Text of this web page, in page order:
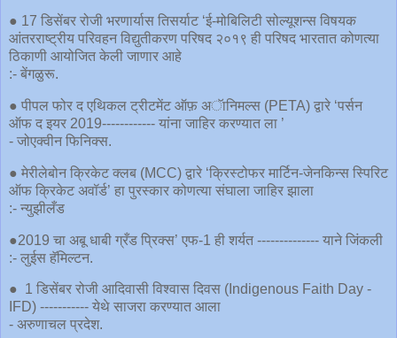
● 17 डिसेंबर रोजी भरणार्यास तिसर्याट ‘ई-मोबिलिटी सोल्यूशन्स विषयक
आंतरराष्ट्रीय परिवहन विद्युतीकरण परिषद २०१९ ही परिषद भारतात कोणत्या
ठिकाणी आयोजित केली जाणार आहे
:- बेंगळुरू.
● पीपल फोर द एथिकल ट्रीटमेंट ऑफ़ अॅानिमल्स (PETA) द्वारे ‘पर्सन
ऑफ द इयर 2019------------ यांना जाहिर करण्यात ला ’
- जोएक्वीन फिनिक्स.
● मेरीलेबोन क्रिकेट क्लब (MCC) द्वारे ‘क्रिस्टोफर मार्टिन-जेनकिन्स स्पिरिट
ऑफ क्रिकेट अवॉर्ड’ हा पुरस्कार कोणत्या संघाला जाहिर झाला
:- न्युझीलँड
●2019 चा अबू धाबी ग्रँड प्रिक्स’ एफ-1 ही शर्यत -------------- याने जिंकली
:- लुईस हॅमिल्टन.
● 1 डिसेंबर रोजी आदिवासी विश्वास दिवस (Indigenous Faith Day -
IFD) ----------- येथे साजरा करण्यात आला
- अरुणाचल प्रदेश.